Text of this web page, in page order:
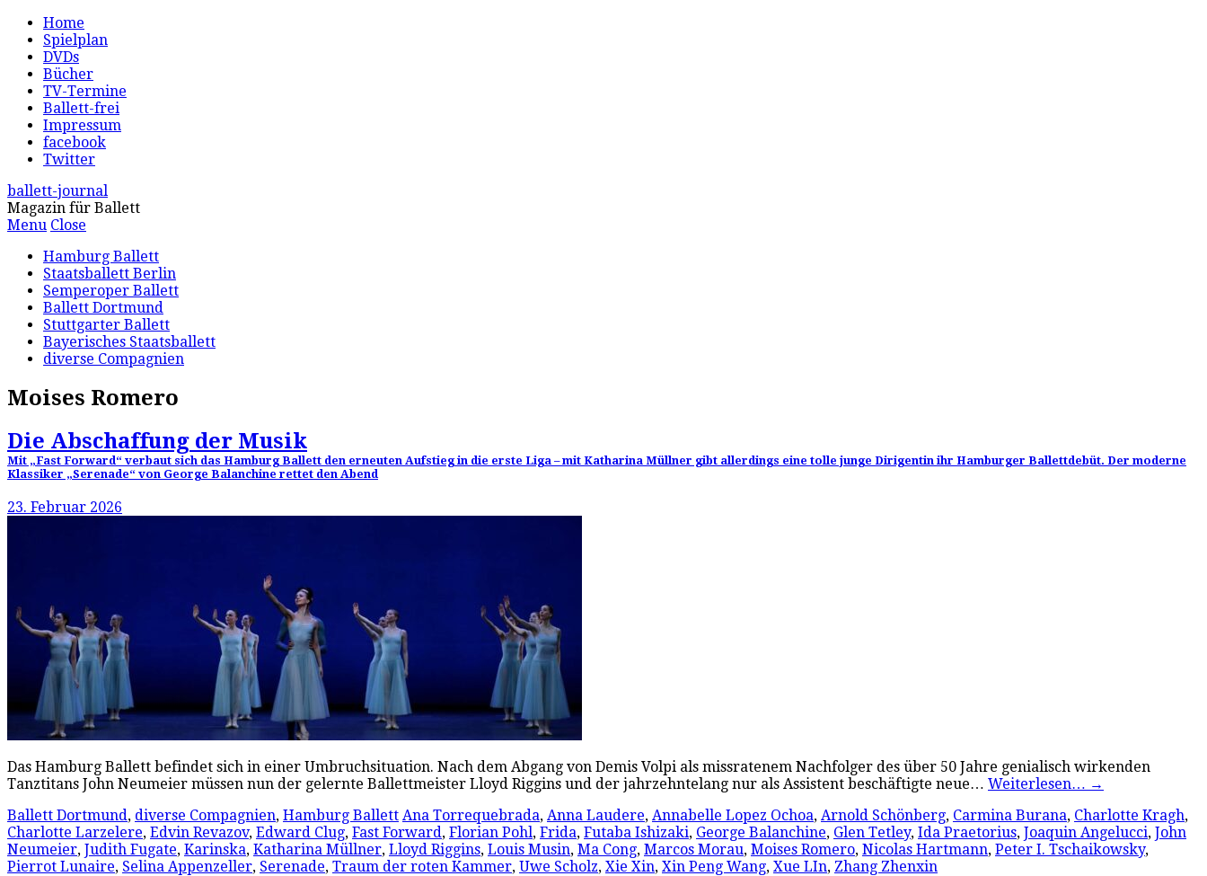
Home
Spielplan
DVDs
Bücher
TV-Termine
Ballett-frei
Impressum
facebook
Twitter
ballett-journal
Magazin für Ballett
Menu Close
Hamburg Ballett
Staatsballett Berlin
Semperoper Ballett
Ballett Dortmund
Stuttgarter Ballett
Bayerisches Staatsballett
diverse Compagnien
Moises Romero
Die Abschaffung der Musik
Mit „Fast Forward“ verbaut sich das Hamburg Ballett den erneuten Aufstieg in die erste Liga – mit Katharina Müllner gibt allerdings eine tolle junge Dirigentin ihr Hamburger Ballettdebüt. Der moderne
Klassiker „Serenade“ von George Balanchine rettet den Abend
23. Februar 2026
Das Hamburg Ballett befindet sich in einer Umbruchsituation. Nach dem Abgang von Demis Volpi als missratenem Nachfolger des über 50 Jahre genialisch wirkenden
Tanztitans John Neumeier müssen nun der gelernte Ballettmeister Lloyd Riggins und der jahrzehntelang nur als Assistent beschäftigte neue… Weiterlesen… →
Ballett Dortmund, diverse Compagnien, Hamburg Ballett Ana Torrequebrada, Anna Laudere, Annabelle Lopez Ochoa, Arnold Schönberg, Carmina Burana, Charlotte Kragh,
Charlotte Larzelere, Edvin Revazov, Edward Clug, Fast Forward, Florian Pohl, Frida, Futaba Ishizaki, George Balanchine, Glen Tetley, Ida Praetorius, Joaquin Angelucci, John
Neumeier, Judith Fugate, Karinska, Katharina Müllner, Lloyd Riggins, Louis Musin, Ma Cong, Marcos Morau, Moises Romero, Nicolas Hartmann, Peter I. Tschaikowsky,
Pierrot Lunaire, Selina Appenzeller, Serenade, Traum der roten Kammer, Uwe Scholz, Xie Xin, Xin Peng Wang, Xue LIn, Zhang Zhenxin